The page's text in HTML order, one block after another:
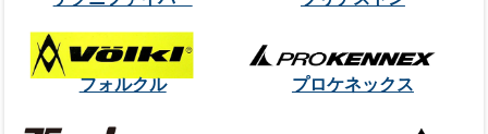
フォルクル プロケネックス